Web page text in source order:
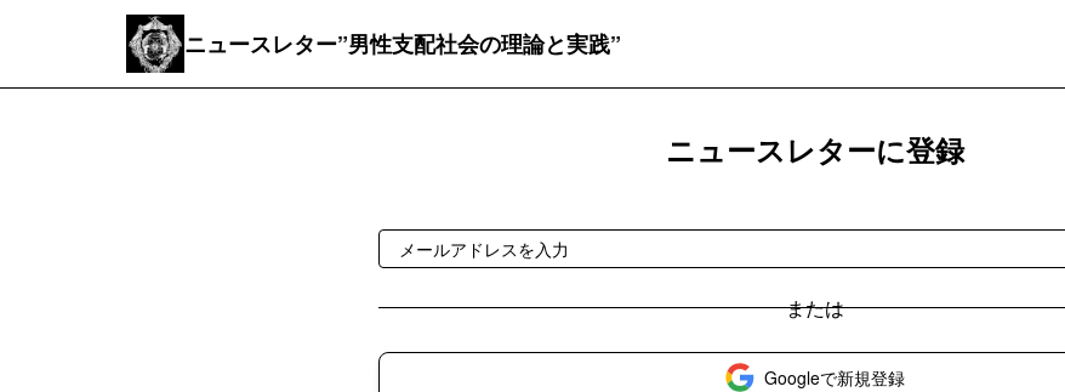
ニュースレター”男性支配社会の理論と実践”
ニュースレターに登録
Googleで新規登録